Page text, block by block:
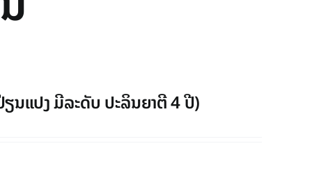
ນ​ແປງ ​ມີ​ລະດັບ ປະລິນຍາ​ຕີ 4 ປີ)